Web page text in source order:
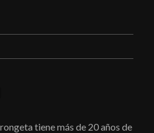
tiene más de 20 años de